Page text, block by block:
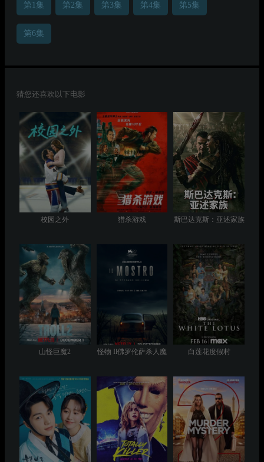
第1集 第2集 第3集 第4集 第5集
第6集
猜您还喜欢以下电影
校园之外 猎杀游戏 斯巴达克斯：亚述家族
山怪巨魔2 怪物 Il佛罗伦萨杀人魔 白莲花度假村